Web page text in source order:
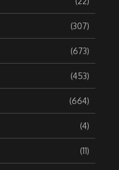
(307)
(673)
(453)
(664)
(4)
(11)